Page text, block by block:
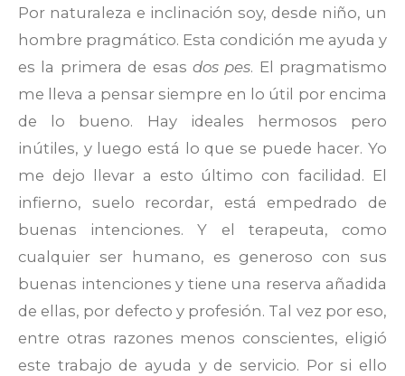
Por naturaleza e inclinación soy, desde niño, un
hombre pragmático. Esta condición me ayuda y
es la primera de esas dos pes. El pragmatismo
me lleva a pensar siempre en lo útil por encima
de lo bueno. Hay ideales hermosos pero
inútiles, y luego está lo que se puede hacer. Yo
me dejo llevar a esto último con facilidad. El
infierno, suelo recordar, está empedrado de
buenas intenciones. Y el terapeuta, como
cualquier ser humano, es generoso con sus
buenas intenciones y tiene una reserva añadida
de ellas, por defecto y profesión. Tal vez por eso,
entre otras razones menos conscientes, eligió
este trabajo de ayuda y de servicio. Por si ello